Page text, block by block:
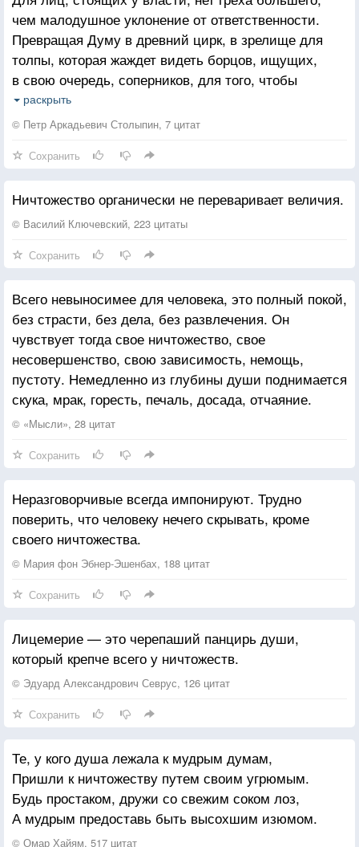
чем малодушное уклонение от ответственности.
Превращая Думу в древний цирк, в зрелище для
толпы, которая жаждет видеть борцов, ищущих,
в свою очередь, соперников, для того, чтобы
доказать их ничтожество и бессилие — я думаю,
что я совершил бы ошибку.
Правительство должно избегать лишних слов,
но есть слова, выражающие чувства, от которых
в течение столетий усиленно бились сердца
русских людей. Эти чувства, эти слова должны
правителей. Слова эти: неуклонная приверженность
к русским историческим началам в противовес
беспочвенному социализму. Это желание, это
страстное желание обновить, просветить
и возвеличить родину, в противность тем людям,
которые хотят её распада.
раскрыть
© Петр Аркадьевич Столыпин, 7 цитат
Сохранить
Ничтожество органически не переваривает величия.
© Василий Ключевский, 223 цитаты
Сохранить
Всего невыносимее для человека, это полный покой,
без страсти, без дела, без развлечения. Он
чувствует тогда свое ничтожество, свое
несовершенство, свою зависимость, немощь,
пустоту. Немедленно из глубины души поднимается
скука, мрак, горесть, печаль, досада, отчаяние.
© «Мысли», 28 цитат
Сохранить
Неразговорчивые всегда импонируют. Трудно
поверить, что человеку нечего скрывать, кроме
своего ничтожества.
© Мария фон Эбнер-Эшенбах, 188 цитат
Сохранить
Лицемерие — это черепаший панцирь души,
который крепче всего у ничтожеств.
© Эдуард Александрович Севрус, 126 цитат
Сохранить
Те, у кого душа лежала к мудрым думам,
Пришли к ничтожеству путем своим угрюмым.
Будь простаком, дружи со свежим соком лоз,
А мудрым предоставь быть высохшим изюмом.
© Омар Хайям, 517 цитат